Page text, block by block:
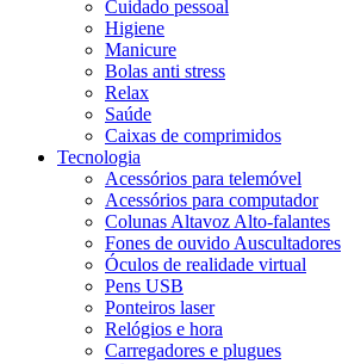
Cuidado pessoal
Higiene
Manicure
Bolas anti stress
Relax
Saúde
Caixas de comprimidos
Tecnologia
Acessórios para telemóvel
Acessórios para computador
Colunas Altavoz Alto-falantes
Fones de ouvido Auscultadores
Óculos de realidade virtual
Pens USB
Ponteiros laser
Relógios e hora
Carregadores e plugues